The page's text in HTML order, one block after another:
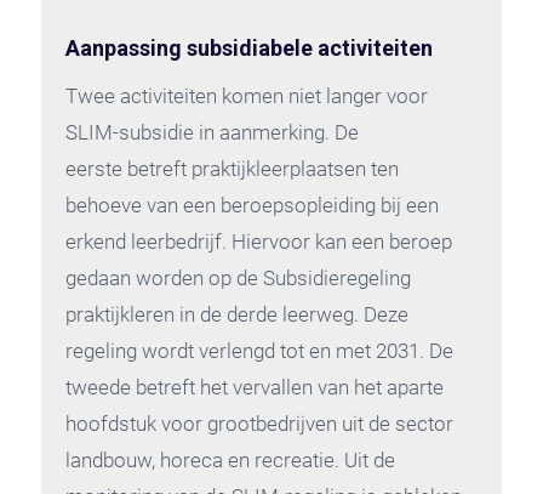
Aanpassing subsidiabele activiteiten
Twee activiteiten komen niet langer voor
SLIM-subsidie in aanmerking. De
eerste betreft praktijkleerplaatsen ten
behoeve van een beroepsopleiding bij een
erkend leerbedrijf. Hiervoor kan een beroep
gedaan worden op de Subsidieregeling
praktijkleren in de derde leerweg. Deze
regeling wordt verlengd tot en met 2031. De
tweede betreft het vervallen van het aparte
hoofdstuk voor grootbedrijven uit de sector
landbouw, horeca en recreatie. Uit de